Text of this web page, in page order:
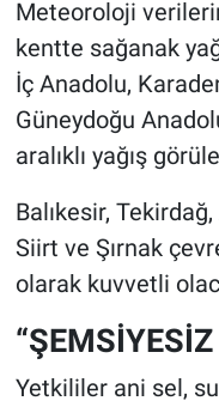
Meteoroloji
kentte sağanak
İç Anadolu,
Güneydoğu
aralıklı yağış
Balıkesir,
Siirt ve Şırnak
olarak kuvvetli
Yetkililer ani sel, su